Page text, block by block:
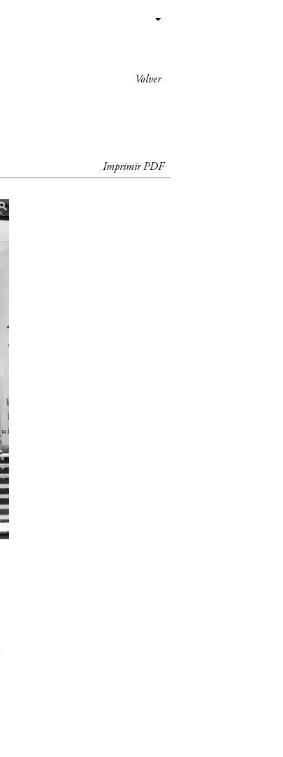
Volver
Imprimir PDF